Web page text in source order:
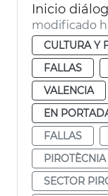
modificado
CULTURA Y
FALLAS
VALENCIA
EN
FALLAS
PIROTÈCNIA
SECTOR